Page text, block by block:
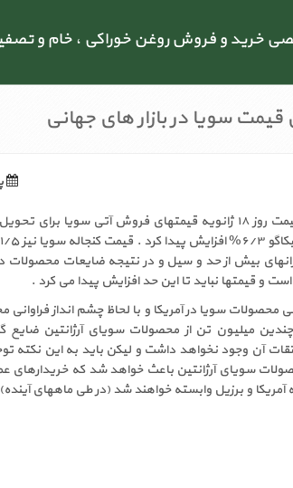
خرید و فروش روغن خوراکی ، خام و
سویا در بازار های جهانی
بیش از حد و سیل و در نتیجه ضایعات محصولات در
و قیمتها نباید تا این حد افزایش پیدا می کرد .
محصولات سویا در آمریکا و با لحاظ چشم انداز
میلیون تن از محصولات سویای آرژانتین
آن وجود نخواهد داشت و لیکن باید به این نکته
سویای آرژانتین باعث خواهد شد که خریدارهای
و برزیل وابسته خواهند شد (در طی ماههای